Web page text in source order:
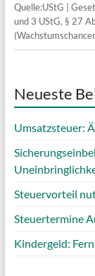
Quelle:UStG |
und 3 UStG, § 27
Neueste
Umsatzsteuer:
Steuervorteil
Steuertermine
Kindergeld: